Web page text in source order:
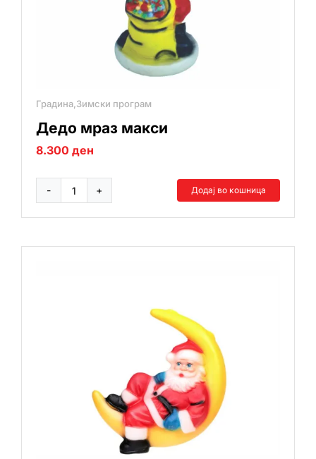
Градина,Зимски програм
Дедо мраз макси
8.300 ден
Дедо
количина
Додај во кошница